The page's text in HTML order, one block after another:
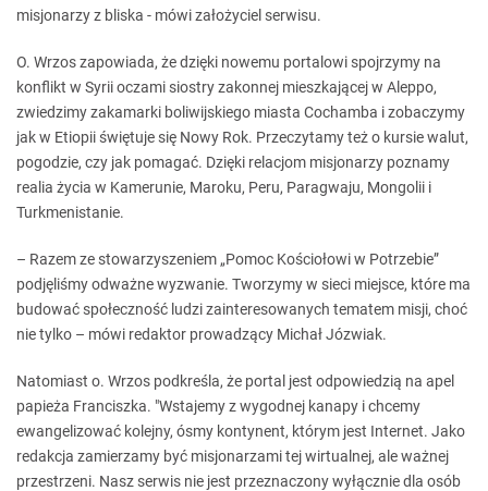
misjonarzy z bliska - mówi założyciel serwisu.
O. Wrzos zapowiada, że dzięki nowemu portalowi spojrzymy na
konflikt w Syrii oczami siostry zakonnej mieszkającej w Aleppo,
zwiedzimy zakamarki boliwijskiego miasta Cochamba i zobaczymy
jak w Etiopii świętuje się Nowy Rok. Przeczytamy też o kursie walut,
pogodzie, czy jak pomagać. Dzięki relacjom misjonarzy poznamy
realia życia w Kamerunie, Maroku, Peru, Paragwaju, Mongolii i
Turkmenistanie.
– Razem ze stowarzyszeniem „Pomoc Kościołowi w Potrzebie”
podjęliśmy odważne wyzwanie. Tworzymy w sieci miejsce, które ma
budować społeczność ludzi zainteresowanych tematem misji, choć
nie tylko – mówi redaktor prowadzący Michał Józwiak.
Natomiast o. Wrzos podkreśla, że portal jest odpowiedzią na apel
papieża Franciszka. "Wstajemy z wygodnej kanapy i chcemy
ewangelizować kolejny, ósmy kontynent, którym jest Internet. Jako
redakcja zamierzamy być misjonarzami tej wirtualnej, ale ważnej
przestrzeni. Nasz serwis nie jest przeznaczony wyłącznie dla osób